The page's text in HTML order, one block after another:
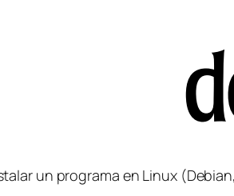
un programa en Linux